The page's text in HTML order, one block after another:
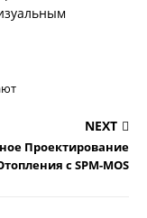
NEXT
Проектирование
с SPM-MOS